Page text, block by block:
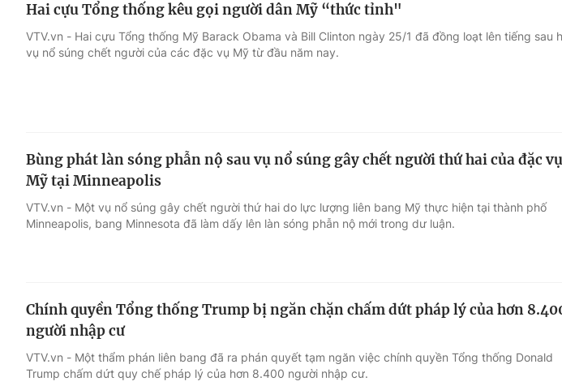
Hai cựu Tổng thống kêu gọi người dân Mỹ “thức tỉnh"
VTV.vn - Hai cựu Tổng thống Mỹ Barack Obama và Bill Clinton ngày 25/1 đã đồng loạt lên tiếng sau
vụ nổ súng chết người của các đặc vụ Mỹ từ đầu năm nay.
Bùng phát làn sóng phẫn nộ sau vụ nổ súng gây chết người thứ hai của đặc vụ
Mỹ tại Minneapolis
VTV.vn - Một vụ nổ súng gây chết người thứ hai do lực lượng liên bang Mỹ thực hiện tại thành phố
Minneapolis, bang Minnesota đã làm dấy lên làn sóng phẫn nộ mới trong dư luận.
Chính quyền Tổng thống Trump bị ngăn chặn chấm dứt pháp lý của hơn
người nhập cư
VTV.vn - Một thẩm phán liên bang đã ra phán quyết tạm ngăn việc chính quyền Tổng thống Donald
Trump chấm dứt quy chế pháp lý của hơn 8.400 người nhập cư.